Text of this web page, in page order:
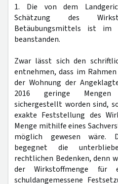
1. Die von dem
Schätzung des
Betäubungsmittels ist im
beanstanden.
Zwar lässt sich den
entnehmen, dass im
der Wohnung der
2016 geringe Mengen
sichergestellt worden sind,
exakte Feststellung des
Menge mithilfe eines
möglich gewesen wäre.
begegnet die
rechtlichen Bedenken, denn
der Wirkstoffmenge für
schuldangemessene